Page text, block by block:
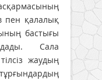
пен қалалық
бастығы
Сала
жаудың